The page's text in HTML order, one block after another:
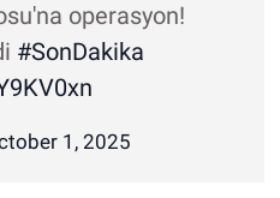
operasyon!
#SonDakika
1, 2025